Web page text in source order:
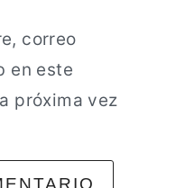
correo
en este
próxima vez